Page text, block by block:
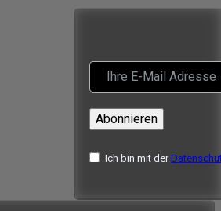
Abonnieren
Ich bin mit der